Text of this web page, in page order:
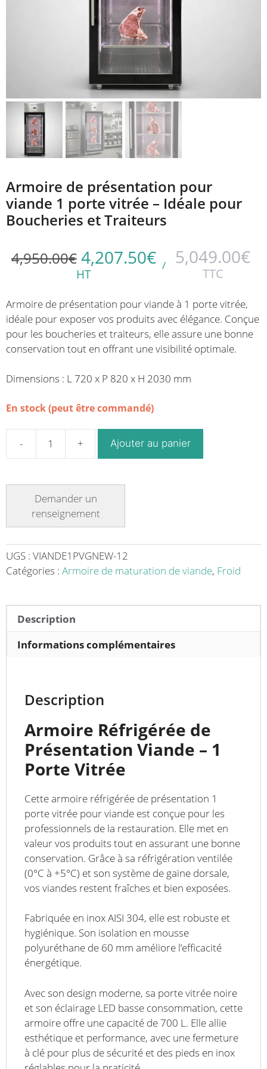
Armoire de présentation pour
viande 1 porte vitrée – Idéale pour
Boucheries et Traiteurs
4,950.00€ 4,207.50€
HT
/ 5,049.00€
TTC
Armoire de présentation pour viande à 1 porte vitrée,
idéale pour exposer vos produits avec élégance. Conçue
pour les boucheries et traiteurs, elle assure une bonne
conservation tout en offrant une visibilité optimale.
Dimensions : L 720 x P 820 x H 2030 mm
En stock (peut être commandé)
quantité
de
présentation
pour
1
porte
pour
Boucheries
Ajouter au panier
UGS : VIANDE1PVGNEW-12
Catégories : Armoire de maturation de viande, Froid
Description
Informations complémentaires
Description
Armoire Réfrigérée de
Présentation Viande – 1
Porte Vitrée
Cette armoire réfrigérée de présentation 1
porte vitrée pour viande est conçue pour les
professionnels de la restauration. Elle met en
valeur vos produits tout en assurant une bonne
conservation. Grâce à sa réfrigération ventilée
(0°C à +5°C) et son système de gaine dorsale,
vos viandes restent fraîches et bien exposées.
Fabriquée en inox AISI 304, elle est robuste et
hygiénique. Son isolation en mousse
polyuréthane de 60 mm améliore l’efficacité
énergétique.
Avec son design moderne, sa porte vitrée noire
et son éclairage LED basse consommation, cette
armoire offre une capacité de 700 L. Elle allie
esthétique et performance, avec une fermeture
à clé pour plus de sécurité et des pieds en inox